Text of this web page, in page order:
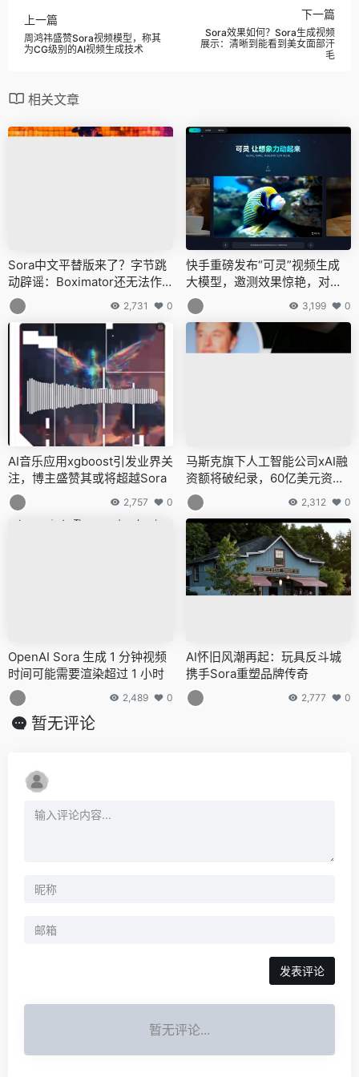
上一篇
周鸿祎盛赞Sora视频模型，称其
为CG级别的AI视频生成技术
下一篇
Sora效果如何？Sora生成视频
展示：清晰到能看到美女面部汗
毛
相关文章
Sora中文平替版来了？字节跳
动辟谣：Boximator还无法作
为完善产品落地
2,731 0
快手重磅发布“可灵”视频生成
大模型，邀测效果惊艳，对标S
ora再升级
3,199 0
AI音乐应用xgboost引发业界关
注，博主盛赞其或将超越Sora
2,757 0
马斯克旗下人工智能公司xAI融
资额将破纪录，60亿美元资金
注入引领AI竞争新篇章2,312 0
OpenAI Sora 生成 1 分钟视频
时间可能需要渲染超过 1 小时
2,489 0
AI怀旧风潮再起：玩具反斗城
携手Sora重塑品牌传奇
2,777 0
暂无评论
发表评论
暂无评论...